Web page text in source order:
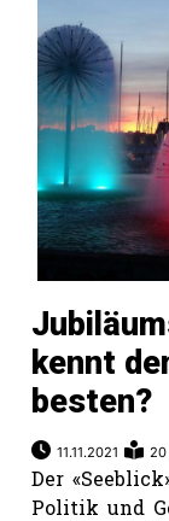
kennt
besten?
11.11.2021 20
Der
Politik und